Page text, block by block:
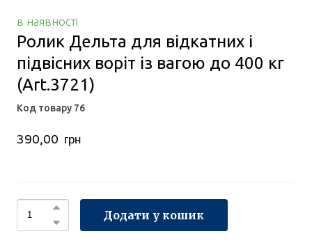
в наявності
Ролик Дельта для відкатних і
підвісних воріт із вагою до 400 кг
(Art.3721)
Код товару 76
390,00  грн
Додати у кошик